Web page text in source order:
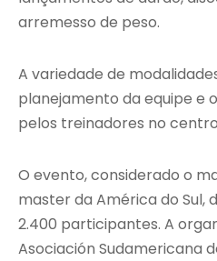
arremesso de peso.
A variedade de
planejamento da equipe e
pelos treinadores no
O evento, considerado o
master da América do Sul,
2.400 participantes. A
Asociación Sudamericana